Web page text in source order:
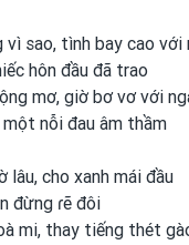
vì sao, tình bay cao với
hôn đầu đã trao
mơ, giờ bơ vơ với
nỗi đau âm thầm
lâu, cho xanh mái đầu
đừng ɾẽ đôi
mi, thay tiếng thét